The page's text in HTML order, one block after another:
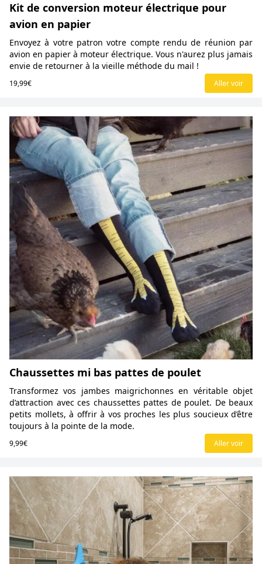
Kit de conversion moteur électrique pour
avion en papier
Envoyez à votre patron votre compte rendu de réunion par
avion en papier à moteur électrique. Vous n'aurez plus jamais
envie de retourner à la vieille méthode du mail !
19,99€ Aller voir
Chaussettes mi bas pattes de poulet
Transformez vos jambes maigrichonnes en véritable objet
d’attraction avec ces chaussettes pattes de poulet. De beaux
petits mollets, à offrir à vos proches les plus soucieux d’être
toujours à la pointe de la mode.
9,99€ Aller voir